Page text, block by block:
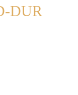
DUR